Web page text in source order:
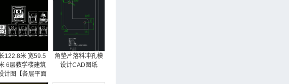
122.8米 宽59.5
6层教学楼建筑
计图【各层平面
角垫片落料冲孔模
设计CAD图纸